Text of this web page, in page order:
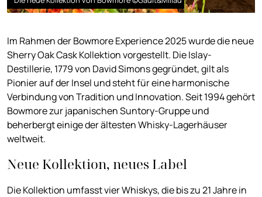
Im Rahmen der Bowmore Experience 2025 wurde die neue
Sherry Oak Cask Kollektion vorgestellt. Die Islay-
Destillerie, 1779 von David Simons gegründet, gilt als
Pionier auf der Insel und steht für eine harmonische
Verbindung von Tradition und Innovation. Seit 1994 gehört
Bowmore zur japanischen Suntory-Gruppe und
beherbergt einige der ältesten Whisky-Lagerhäuser
weltweit.
Neue Kollektion, neues Label
Die Kollektion umfasst vier Whiskys, die bis zu 21 Jahre in